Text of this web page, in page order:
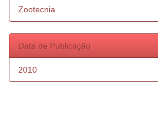
Zootecnia
Data de Publicação
2010